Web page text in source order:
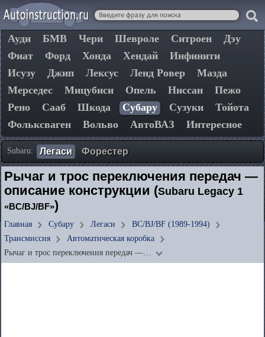
Ауди БМВ Чери Шевроле Ситроен
Дэу
Фиат
Форд Хонда Хендай
Инфинити
Исузу
Джип Лексус Ленд Ровер
Мазда
Мерседес
Мицубиси Опель Ниссан
Пежо
Рено
Сааб Шкода Субару Сузуки
Тойота
Фольксваген
Вольво АвтоВАЗ Интересное
Subaru: Легаси Форестер
Рычаг и трос переключения передач —
описание конструкции (Subaru Legacy 1
«BC/BJ/BF»)
Главная Субару Легаси
BC/BJ/BF (1989-1994)
Трансмиссия
Автоматическая коробка
Рычаг и трос переключения передач —…